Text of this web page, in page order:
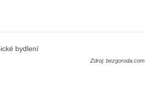
Zdroj: bezgoroda.com